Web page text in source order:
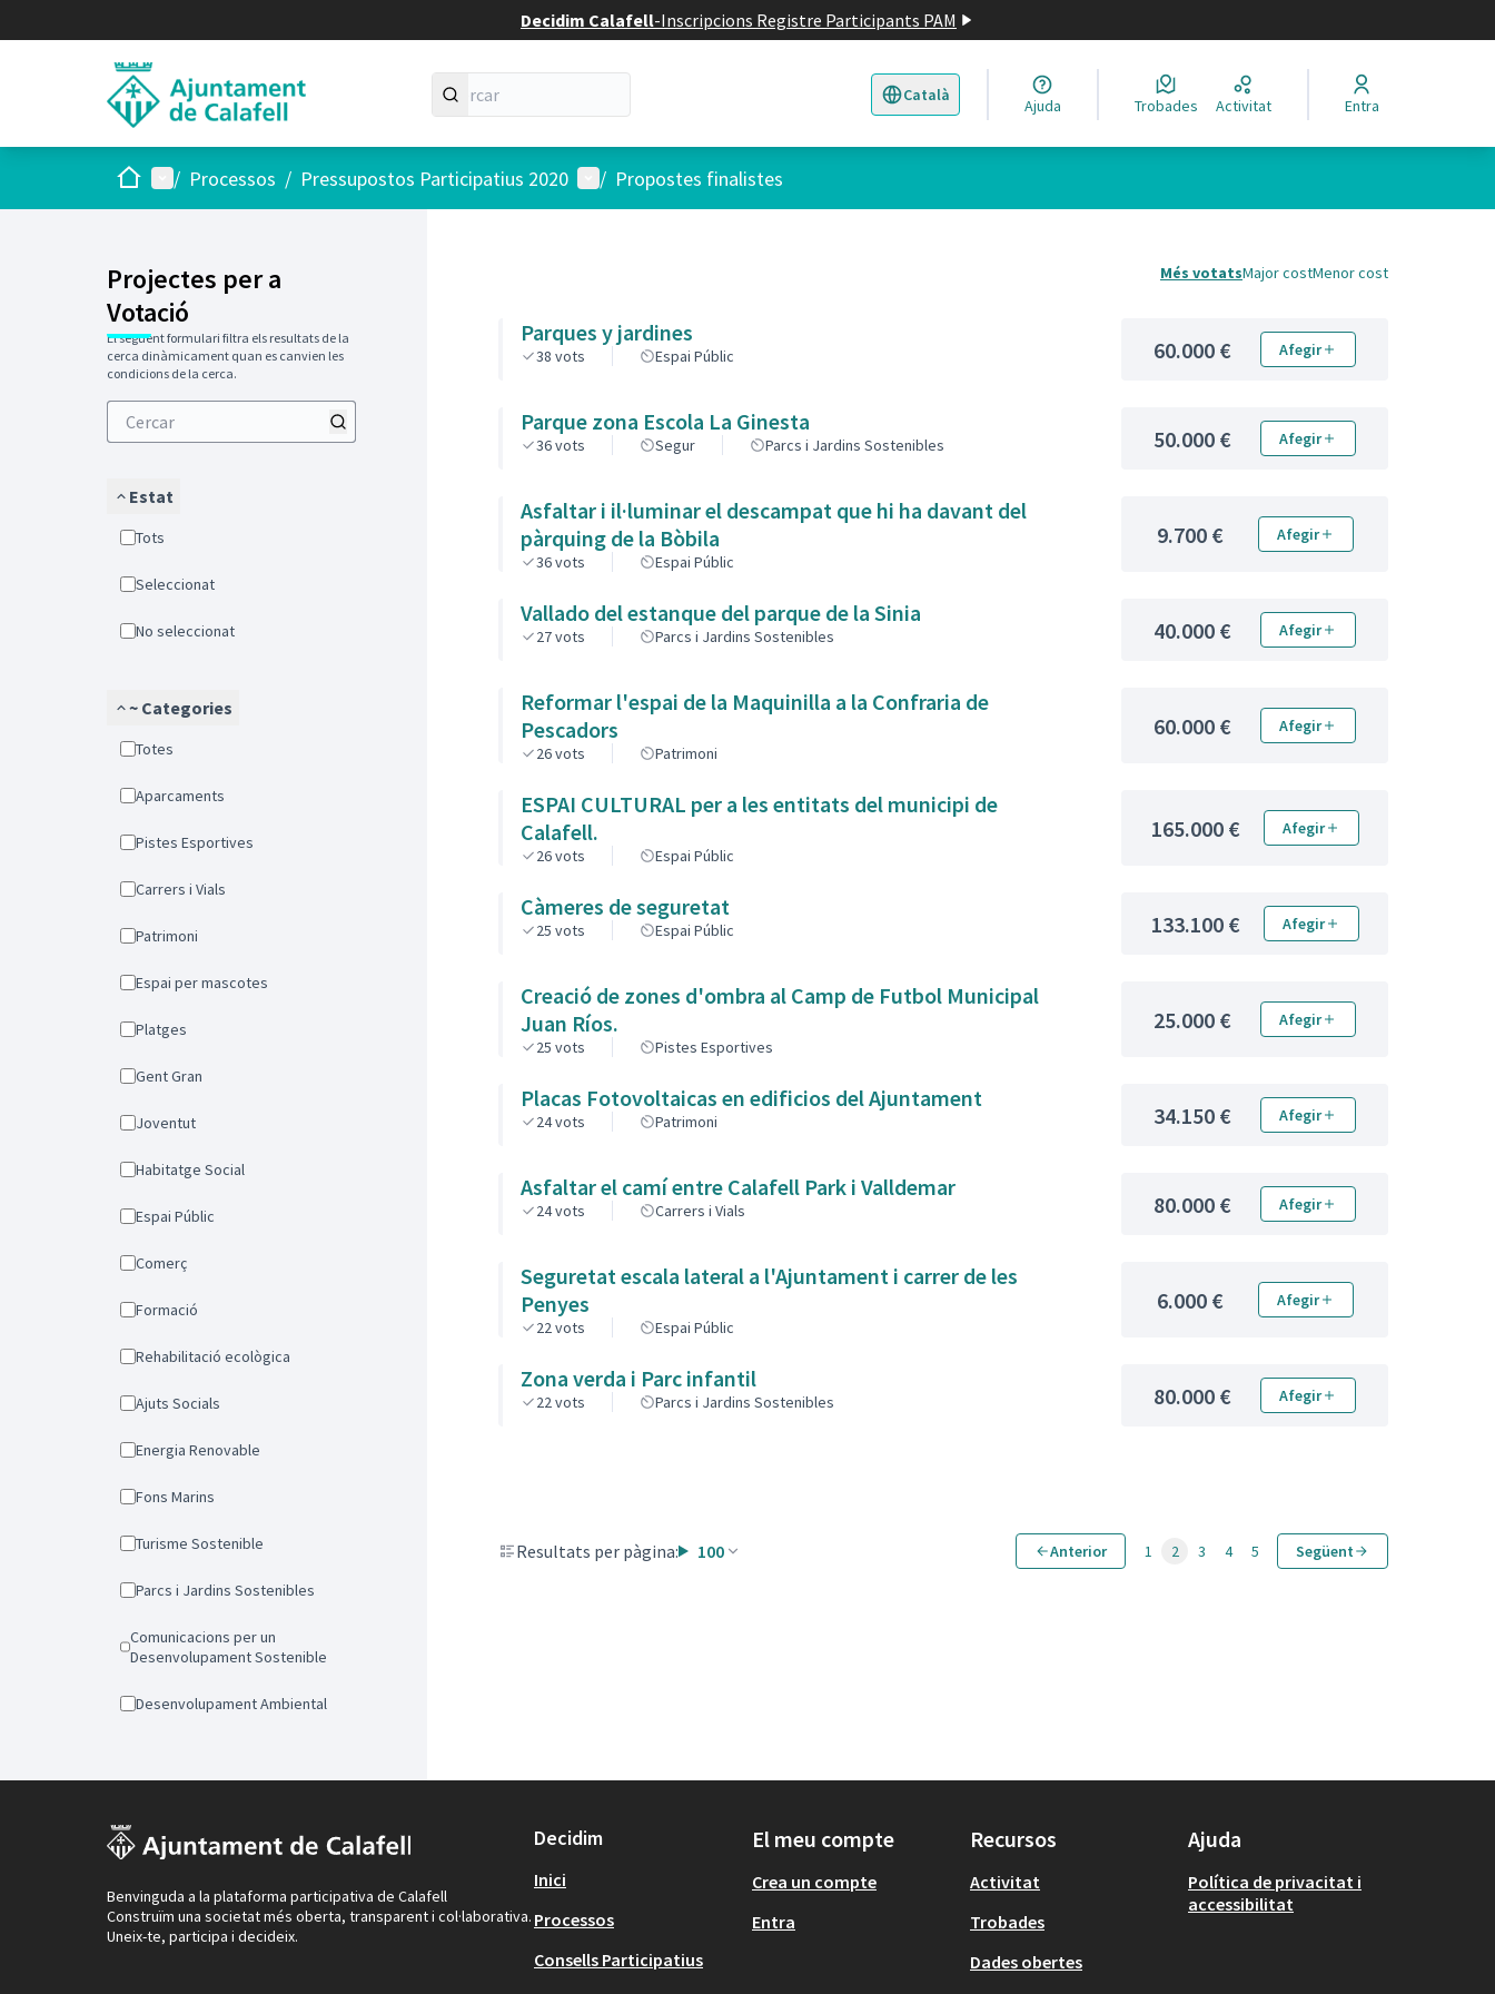
Decidim Calafell-Inscripcions Registre Participants PAM
Català
Triar la llengua Elegir el idioma
Ajuda Trobades Activitat Entra
Inici Menú principal
/ Processos / Pressupostos Participatius 2020 Menú d'usuari
/ Propostes finalistes
Projectes per a
Votació
El següent formulari filtra els resultats de la
cerca dinàmicament quan es canvien les
condicions de la cerca.
Estat
Tots
Seleccionat
No seleccionat
~ Categories
Totes
Aparcaments
Pistes Esportives
Carrers i Vials
Patrimoni
Espai per mascotes
Platges
Gent Gran
Joventut
Habitatge Social
Espai Públic
Comerç
Formació
Rehabilitació ecològica
Ajuts Socials
Energia Renovable
Fons Marins
Turisme Sostenible
Parcs i Jardins Sostenibles
Comunicacions per un
Desenvolupament Sostenible
Desenvolupament Ambiental
Més votatsMajor costMenor cost
Parques y jardines
38 vots Espai Públic 60.000 € Afegir
Parque zona Escola La Ginesta
36vots Segur Parcs i Jardins Sostenibles 50.000 € Afegir
Asfaltar i il·luminar el descampat que hi ha davant del
pàrquing de la Bòbila
36vots Espai Públic
9.700 € Afegir
Vallado del estanque del parque de la Sinia
27vots Parcs i Jardins Sostenibles 40.000 € Afegir
Reformar l'espai de la Maquinilla a la Confraria de
Pescadors
26vots Patrimoni
60.000 € Afegir
ESPAI CULTURAL per a les entitats del municipi de
Calafell.
26vots Espai Públic
165.000 € Afegir
Càmeres de seguretat
25 vots Espai Públic 133.100 € Afegir
Creació de zones d'ombra al Camp de Futbol Municipal
Juan Ríos.
25 vots Pistes Esportives
25.000 € Afegir
Placas Fotovoltaicas en edificios del Ajuntament
24vots Patrimoni 34.150 € Afegir
Asfaltar el camí entre Calafell Park i Valldemar
24vots Carrers i Vials 80.000 € Afegir
Seguretat escala lateral a l'Ajuntament i carrer de les
Penyes
22vots Espai Públic
6.000 € Afegir
Zona verda i Parc infantil
22vots Parcs i Jardins Sostenibles 80.000 € Afegir
Resultats per pàgina: 100 Anterior 1 2 3 4 5 Següent
Benvinguda a la plataforma participativa de Calafell
Construïm una societat més oberta, transparent i col·laborativa.
Uneix-te, participa i decideix.
Decidim
Inici
Processos
Consells Participatius
El meu compte
Crea un compte
Entra
Recursos
Activitat
Trobades
Dades obertes
Ajuda
Política de privacitat i
accessibilitat